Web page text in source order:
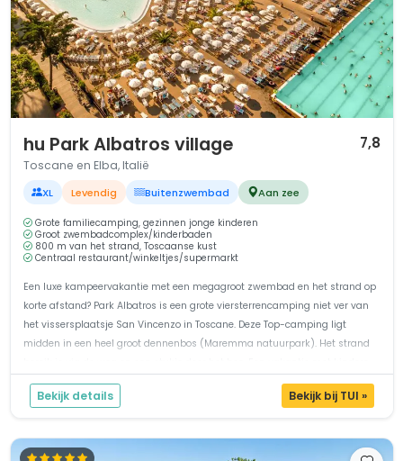
hu Park Albatros village 7,8
Toscane en Elba, Italië
XL Levendig Buitenzwembad Aan zee
Grote familiecamping, gezinnen jonge kinderen
Groot zwembadcomplex/kinderbaden
800 m van het strand, Toscaanse kust
Centraal restaurant/winkeltjes/supermarkt
Een luxe kampeervakantie met een megagroot zwembad en het strand op
korte afstand? Park Albatros is een grote viersterrencamping niet ver van
het vissersplaatsje San Vincenzo in Toscane. Deze Top-camping ligt
midden in een heel groot dennenbos (Maremma natuurpark). Het strand
Bekijk details Bekijk bij TUI »